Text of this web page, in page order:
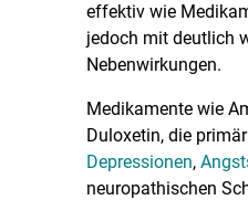
effektiv wie
jedoch mit deutlich
Nebenwirkungen.
Medikamente wie
Duloxetin, die
Depressionen,
neuropathischen